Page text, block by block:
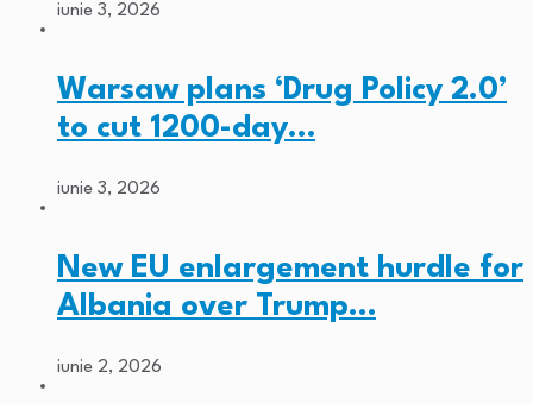
iunie 3, 2026
Warsaw plans ‘Drug Policy 2.0’
to cut 1200-day…
iunie 3, 2026
New EU enlargement hurdle for
Albania over Trump…
iunie 2, 2026